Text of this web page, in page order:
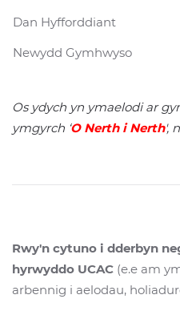
Dan Hyfforddiant
Newydd Gymhwyso
Os ydych yn ymaelodi ar
ymgyrch ‘ O Nerth i Nerth',
Rwy'n cytuno i dderbyn
hyrwyddo UCAC (e.e am
arbennig i aelodau,